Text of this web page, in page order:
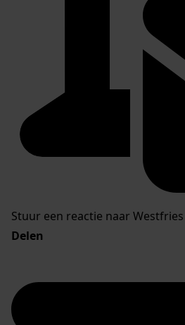
Stuur een reactie naar
Delen